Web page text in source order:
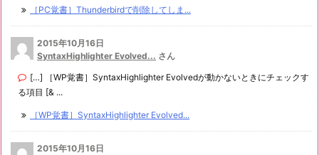
［PC覚書］Thunderbirdで削除してしま...
2015年10月16日
SyntaxHighlighter Evolved... さん
[…] ［WP覚書］SyntaxHighlighter Evolvedが動かないときにチェックす
る項目 [& ...
［WP覚書］SyntaxHighlighter Evolved...
2015年10月16日